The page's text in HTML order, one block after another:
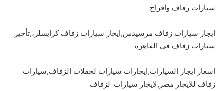
سيارات زفاف وافراح
ايجار سيارات زفاف مرسيدس,ايجار سيارات زفاف كرايسلر،,تأجير
سيارات زفاف فى القاهرة
اسعار ايجار السيارات,ايجارات سيارات لحفلات الزفاف,سيارات
زفاف للايجار مصر,لايجار سيارات الزفاف